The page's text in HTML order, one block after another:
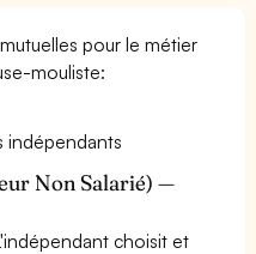
pour le métier
mouliste:
indépendants
Non Salarié) —
choisit et